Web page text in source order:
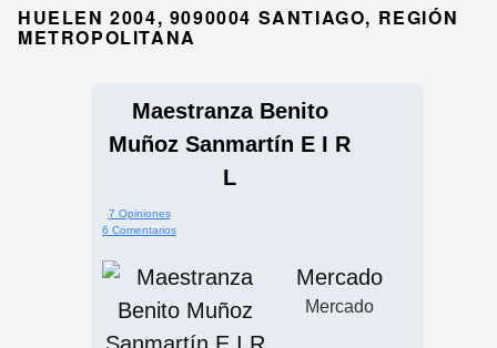
HUELEN 2004, 9090004 SANTIAGO, REGIÓN
METROPOLITANA
Maestranza Benito
Muñoz Sanmartín E I R
L
7 Opiniones
6 Comentarios
Mercado
Mercado